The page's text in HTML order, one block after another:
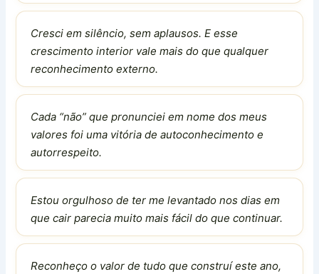
Cresci em silêncio, sem aplausos. E esse
crescimento interior vale mais do que qualquer
reconhecimento externo.
Cada “não” que pronunciei em nome dos meus
valores foi uma vitória de autoconhecimento e
autorrespeito.
Estou orgulhoso de ter me levantado nos dias em
que cair parecia muito mais fácil do que continuar.
Reconheço o valor de tudo que construí este ano,